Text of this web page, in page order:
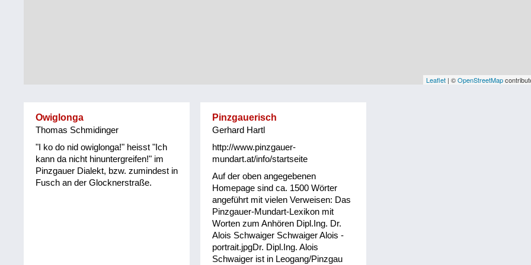
Leaflet | ©OpenStreetMap
Owiglonga
Thomas Schmidinger
"I ko do nid owiglonga!" heisst "Ich
kann da nicht hinuntergreifen!" im
Pinzgauer Dialekt, bzw. zumindest in
Fusch an der Glocknerstraße.
Pinzgauerisch
Gerhard Hartl
http://www.pinzgauer-
mundart.at/info/startseite
Auf der oben angegebenen
Homepage sind ca. 1500 Wörter
angeführt mit vielen Verweisen: Das
Pinzgauer-Mundart-Lexikon mit
Worten zum Anhören Dipl.Ing. Dr.
Alois Schwaiger Schwaiger Alois -
portrait.jpgDr. Dipl.Ing. Alois
Schwaiger ist in Leogang/Pinzgau